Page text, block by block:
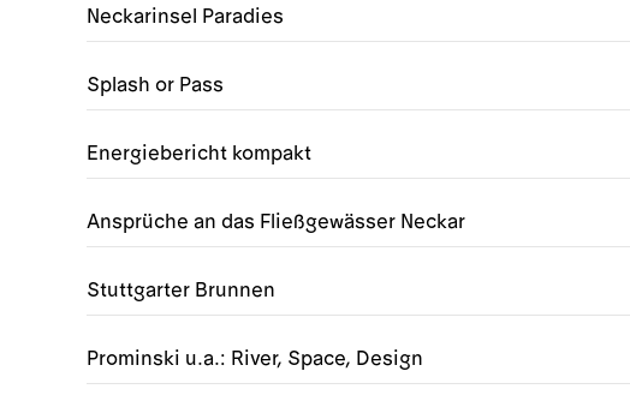
Neckarinsel Paradies
Splash or Pass
Energiebericht kompakt
Ansprüche an das Fließgewässer Neckar
Stuttgarter Brunnen
Prominski u.a.: River, Space, Design